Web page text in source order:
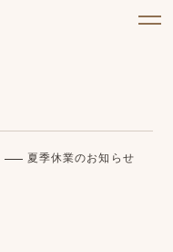
夏季休業のお知らせ